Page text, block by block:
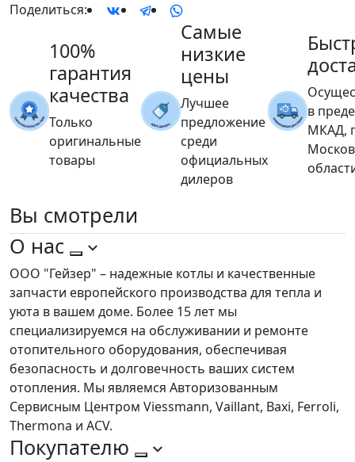
Поделиться:
100%
гарантия
качества
Только
оригинальные
товары
Самые
низкие
цены
Лучшее
предложение
среди
официальных
дилеров
в
МКАД,
Вы смотрели
О нас
ООО "Гейзер" – надежные котлы и качественные
запчасти европейского производства для тепла и
уюта в вашем доме. Более 15 лет мы
специализируемся на обслуживании и ремонте
отопительного оборудования, обеспечивая
безопасность и долговечность ваших систем
отопления. Мы являемся Авторизованным
Сервисным Центром Viessmann, Vaillant, Baxi, Ferroli,
Thermona и ACV.
Покупателю